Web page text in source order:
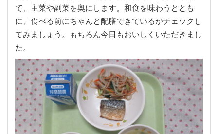
て、主菜や副菜を奥にします。和食を味わうととも
に、食べる前にちゃんと配膳できているかチェックし
てみましょう。もちろん今日もおいしくいただきまし
た。